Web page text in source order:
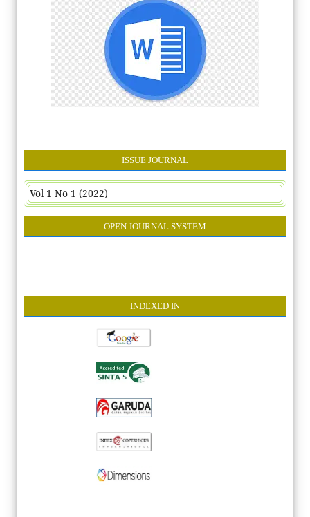
ISSUE JOURNAL
Vol 1 No 1 (2022)
OPEN JOURNAL SYSTEM
INDEXED IN